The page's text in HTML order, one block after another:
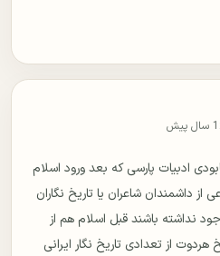
پیش
ادبیات پارسی که بعد ورود اسلام
داشمندان شاعران یا تاریخ نگاران
نداشته باشند قبل اسلام هم از
هردوت از تعدادی تاریخ نگار ایرانی